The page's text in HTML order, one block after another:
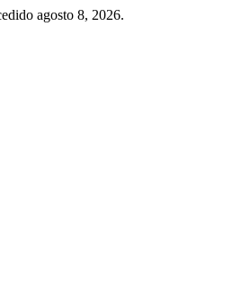
agosto 8, 2026.